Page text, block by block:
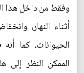
وفقط من داخل هذا
أثناء النهار،
الحيوانات، كما
الممكن النظر إلى